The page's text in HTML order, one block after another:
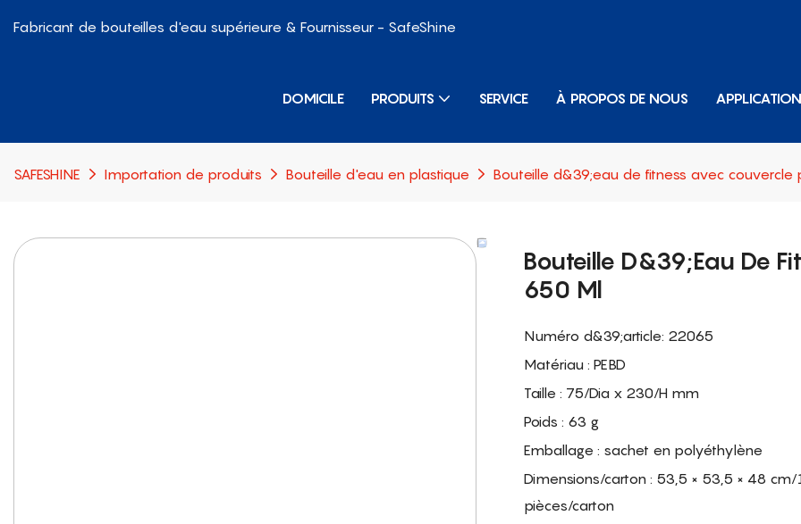
Fabricant de bouteilles d'eau supérieure & Fournisseur - SafeShine
DOMICILE PRODUITS SERVICE À PROPOS DE NOUS
SAFESHINE Importation de produits Bouteille d'eau en plastique Bouteille d&39;eau de fitness avec
Bouteille D&39;eau De
650 Ml
Numéro d&39;article: 22065
Matériau : PEBD
Taille : 75/Dia x 230/H mm
Poids : 63 g
Emballage : sachet en polyéthylène
Dimensions/carton : 53,5 × 53,5 × 48
pièces/carton